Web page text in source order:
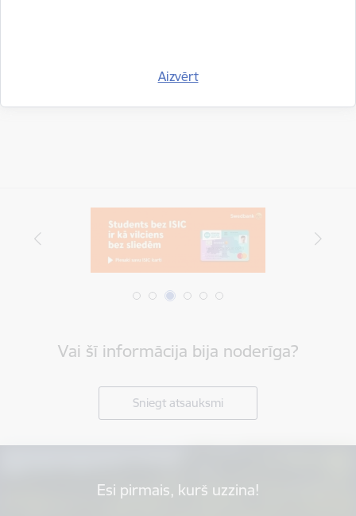
Aizvērt
Vai šī informācija bija noderīga?
Sniegt atsauksmi
Esi pirmais, kurš uzzina!